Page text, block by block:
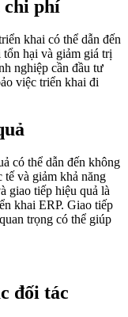
chi phí
khai có thể dẫn đến
hại và giảm giá trị
nghiệp cần đầu tư
việc triển khai đi
có thể dẫn đến không
và giảm khả năng
giao tiếp hiệu quả là
khai ERP. Giao tiếp
trọng có thể giúp
đối tác